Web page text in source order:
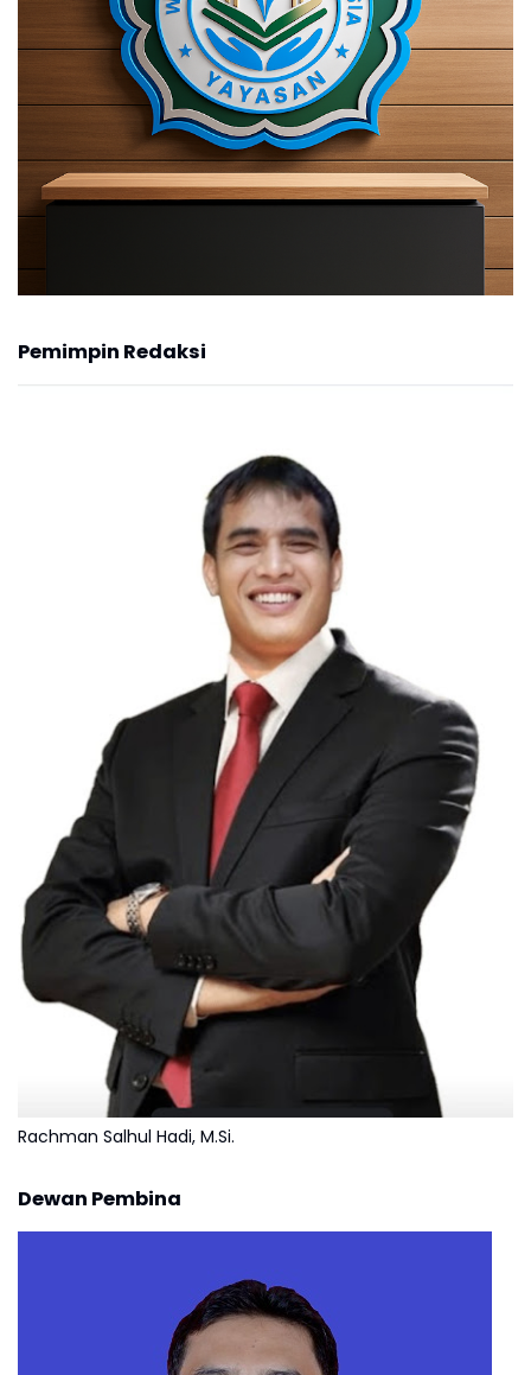
Pemimpin Redaksi
Rachman Salhul Hadi, M.Si.
Dewan Pembina